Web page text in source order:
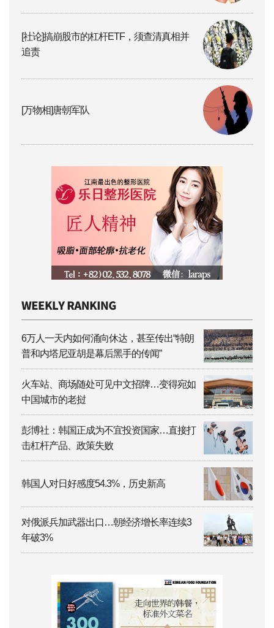
[社论]搞崩股市的杠杆ETF，须查清真相并
追责
[万物相]唐朝军队
6万人一天内如何涌向休达，甚至传出“特朗
普和内塔尼亚胡是幕后黑手的传闻”
火车站、商场随处可见中文招牌…变得宛如
中国城市的老挝
彭博社：韩国正成为不宜投资国家…直接打
击杠杆产品、政策失败
韩国人对日好感度54.3%，历史新高
对俄派兵加武器出口…朝经济增长率连续3
年破3%